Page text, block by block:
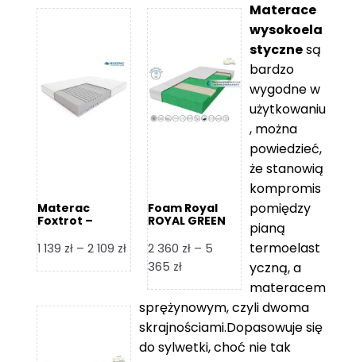
Materac
Foxtrot –
1 139 zł – 2 109 złZakres
cen:
1
139 zł
do
2
Foam Royal
ROYAL GREEN
piankowy
2 360 zł – 5
365 złZakres
od
2
360 zł
Materace
wysokoela
stycznesą
bardzo
wygodne w
użytkowaniu
, można
powiedzieć,
że stanowią
kompromis
pomiędzy
pianą
termoelast
yczną, a
materacem
sprężynowym, czyli dwoma
skrajnościami.Dopasowuje się
do sylwetki, choć nie tak